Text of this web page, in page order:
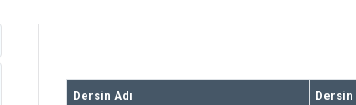
Dersin Adı
Dersin